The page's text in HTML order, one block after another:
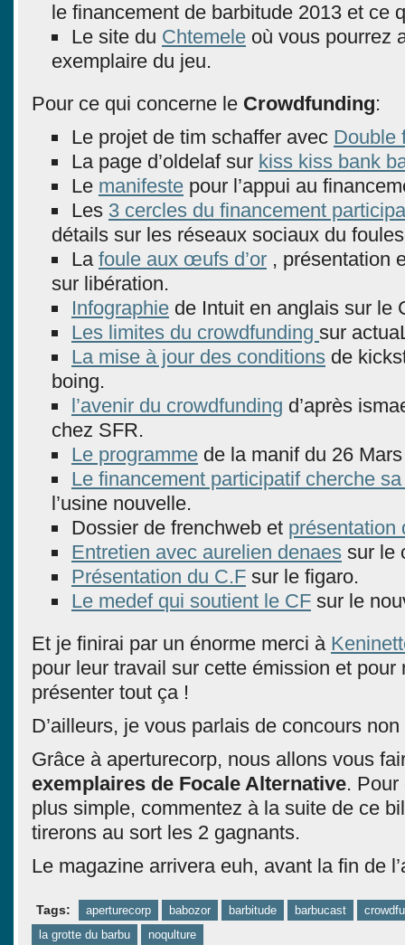
le financement de barbitude 2013 et ce
Le site du Chtemeleoù vous pourrez
exemplaire du jeu.
Pour ce qui concerne le Crowdfunding:
Le projet de tim schaffer avec Double
La page d’oldelaf sur kiss kiss bank
Le manifestepour l’appui au
Les 3 cercles du financement
détails sur les réseaux sociaux du
La foule aux œufs d’or, présentation
sur libération.
Infographiede Intuit en anglais sur le
Les limites du crowdfunding sur
La mise à jour des conditionsde
boing.
l’avenir du crowdfunding d’après
chez SFR.
Le programmede la manif du 26
Le financement participatif cherche
l’usine nouvelle.
Dossier de frenchweb et présentation
Entretien avec aurelien denaessur le
Présentation du C.Fsur le figaro.
Le medef qui soutient le CFsur le
Et je finirai par un énorme merci à
pour leur travail sur cette émission et pour
présenter tout ça !
D’ailleurs, je vous parlais de concours non
Grâce à aperturecorp, nous allons vous
exemplaires de Focale Alternative. Pour
plus simple, commentez à la suite de ce
tirerons au sort les 2 gagnants.
Le magazine arrivera euh, avant la fin de
Tags: aperturecorp babozor barbitude barbucast
la grotte du barbu
noqulture